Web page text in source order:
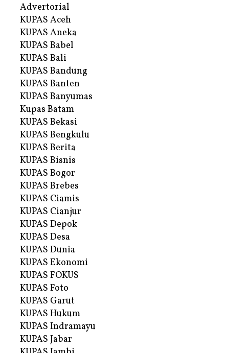
Advertorial
KUPAS Aceh
KUPAS Aneka
KUPAS Babel
KUPAS Bali
KUPAS Bandung
KUPAS Banten
KUPAS Banyumas
Kupas Batam
KUPAS Bekasi
KUPAS Bengkulu
KUPAS Berita
KUPAS Bisnis
KUPAS Bogor
KUPAS Brebes
KUPAS Ciamis
KUPAS Cianjur
KUPAS Depok
KUPAS Desa
KUPAS Dunia
KUPAS Ekonomi
KUPAS FOKUS
KUPAS Foto
KUPAS Garut
KUPAS Hukum
KUPAS Indramayu
KUPAS Jabar